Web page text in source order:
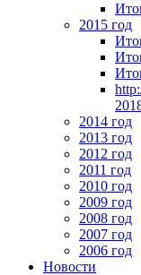
2015 год
2014 год
2013 год
2012 год
2011 год
2010 год
2009 год
2008 год
2007 год
2006 год
Новости